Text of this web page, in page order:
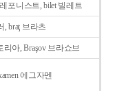
포니스트, bilet 빌레트
, braţ 브라츠
리아, Braşov 브라쇼브
에그자멘